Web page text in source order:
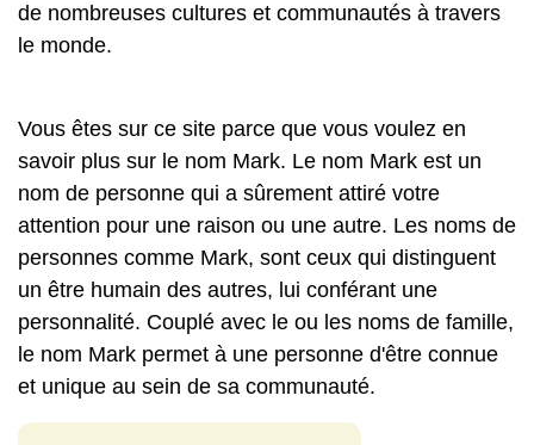
de nombreuses cultures et communautés à travers
le monde.
Vous êtes sur ce site parce que vous voulez en
savoir plus sur le nom Mark. Le nom Mark est un
nom de personne qui a sûrement attiré votre
attention pour une raison ou une autre. Les noms de
personnes comme Mark, sont ceux qui distinguent
un être humain des autres, lui conférant une
personnalité. Couplé avec le ou les noms de famille,
le nom Mark permet à une personne d'être connue
et unique au sein de sa communauté.